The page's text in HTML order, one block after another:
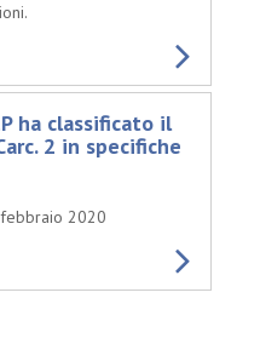
ha classificato il
2 in specifiche
2020